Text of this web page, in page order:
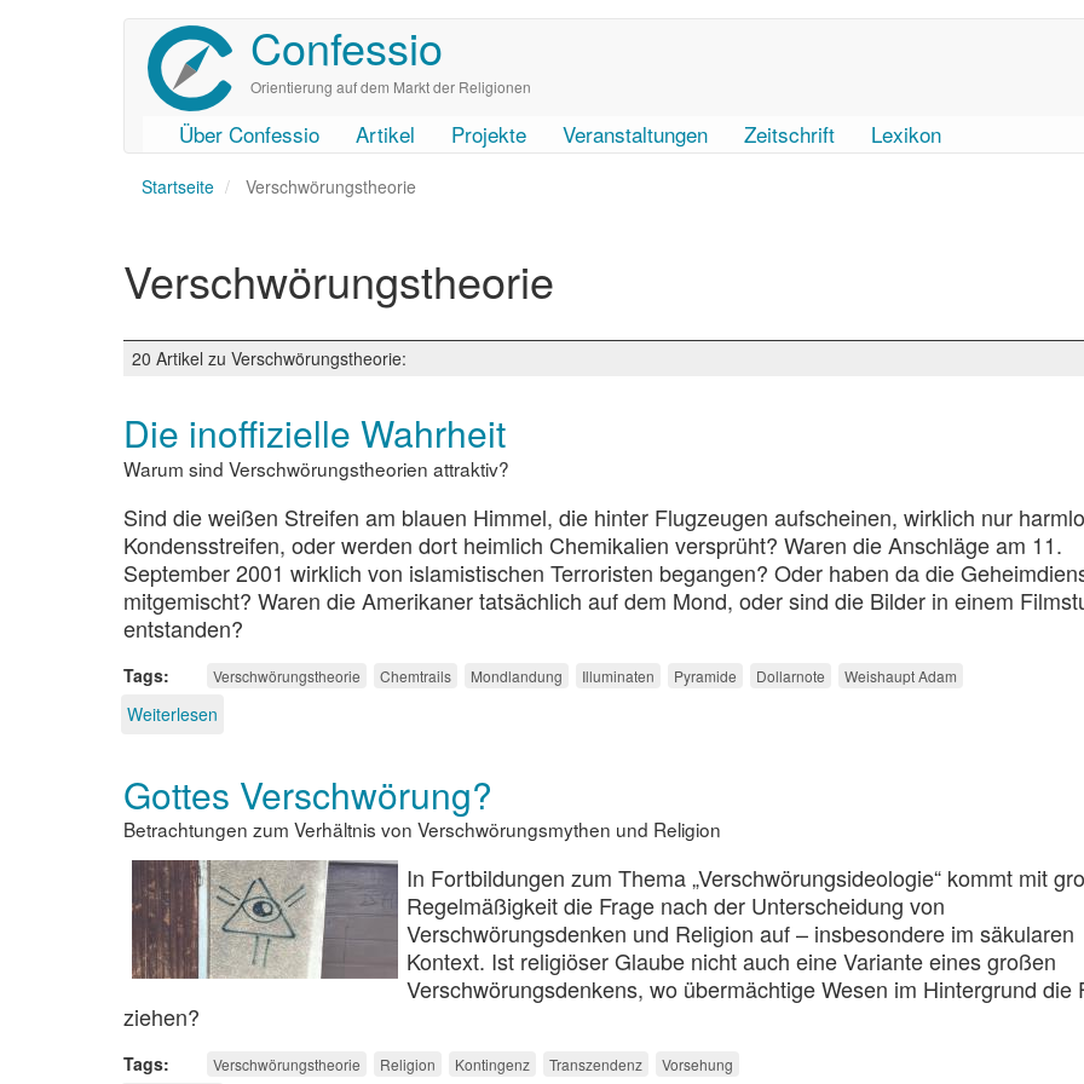
Confessio
Orientierung auf dem Markt der Religionen
User
account
Main
navigation
Über Confessio Artikel Projekte Veranstaltungen Zeitschrift Lexikon
Startseite Verschwörungstheorie
Verschwörungstheorie
20 Artikel zu Verschwörungstheorie:
Die inoffizielle Wahrheit
Warum sind Verschwörungstheorien attraktiv?
Sind die weißen Streifen am blauen Himmel, die hinter Flugzeugen aufscheinen, wirklich nur
Kondensstreifen, oder werden dort heimlich Chemikalien versprüht? Waren die Anschläge am 11.
September 2001 wirklich von islamistischen Terroristen begangen? Oder haben da die
mitgemischt? Waren die Amerikaner tatsächlich auf dem Mond, oder sind die Bilder in einem
entstanden?
Tags Verschwörungstheorie Chemtrails Mondlandung Illuminaten Pyramide Dollarnote Weishaupt Adam
Weiterlesen
Wahrheit
Gottes Verschwörung?
Betrachtungen zum Verhältnis von Verschwörungsmythen und Religion
In Fortbildungen zum Thema „Verschwörungsideologie“ kommt mit
Regelmäßigkeit die Frage nach der Unterscheidung von
Verschwörungsdenken und Religion auf – insbesondere im säkularen
Kontext. Ist religiöser Glaube nicht auch eine Variante eines großen
Verschwörungsdenkens, wo übermächtige Wesen im Hintergrund die
ziehen?
Tags Verschwörungstheorie Religion Kontingenz Transzendenz Vorsehung